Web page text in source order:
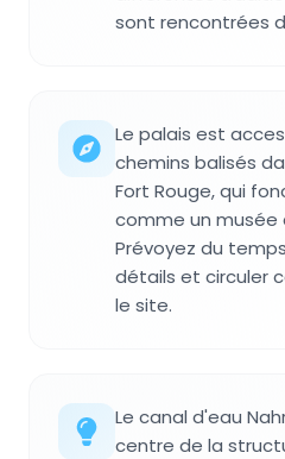
sont rencontrées
Le palais est
chemins balisés
Fort Rouge, qui
comme un musée
Prévoyez du
détails et circuler
le site.
Le canal d'eau
centre de la